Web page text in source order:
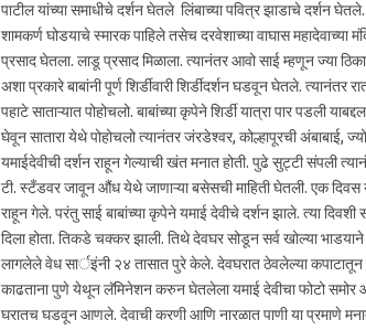
पाटील यांच्या समाधीचे दर्शन घेतले लिंबाच्या पवित्र झाडाचे दर्शन
शामकर्ण घोडयाचे स्मारक पाहिले तसेच दरवेशाच्या वाघास महादेवाच्या
प्रसाद घेतला. लाडू प्रसाद मिळाला. त्यानंतर आवो साई म्हणून ज्या
अशा प्रकारे बाबांनी पूर्ण शिर्डीवारी शिर्डीदर्शन घडवून घेतले.
पहाटे साताऱ्यात पोहोचलो. बाबांच्या कृपेने शिर्डी यात्रा पार पडली
घेवून सातारा येथे पोहोचलो त्यानंतर जंरडेश्वर, कोल्हापूरची अंबाबाई,
यमाईदेवीची दर्शन राहून गेल्याची खंत मनात होती. पुढे सुट्टी संपली
टी. स्टँडवर जावून औंध येथे जाणाऱ्या बसेसची माहिती घेतली. एक दिवस
राहून गेले. परंतु साई बाबांच्या कृपेने यमाई देवीचे दर्शन झाले. त्या
दिला होता. तिकडे चक्कर झाली. तिथे देवघर सोडून सर्व खोल्या भाडयाने
लागलेले वेध सार्इंनी २४ तासात पुरे केले. देवघरात ठेवलेल्या कपाटातून
काढताना पुणे येथून लॅमिनेशन करुन घेतलेला यमाई देवीचा फोटो
घरातच घडवून आणले. देवाची करणी आणि नारळात पाणी या प्रमाणे